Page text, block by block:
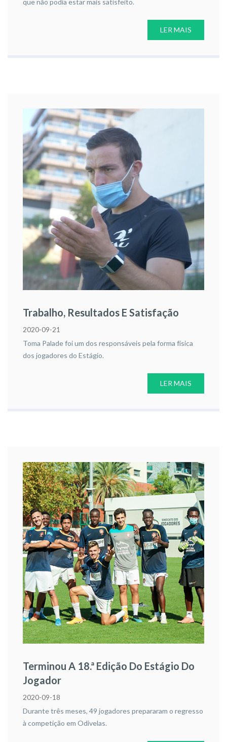
que não podia estar mais satisfeito.
LER MAIS
Trabalho, Resultados E Satisfação
2020-09-21
Toma Palade foi um dos responsáveis pela forma física
dos jogadores do Estágio.
LER MAIS
Terminou A 18.ª Edição Do Estágio Do
Jogador
2020-09-18
Durante três meses, 49 jogadores prepararam o regresso
à competição em Odivelas.